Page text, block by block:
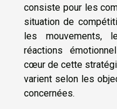
consiste pour les
situation de
les mouvements,
réactions
cœur de cette
varient selon les
concernées.